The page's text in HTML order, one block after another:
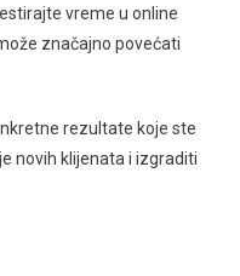
vreme u online
značajno povećati
rezultate koje ste
novih klijenata i izgraditi